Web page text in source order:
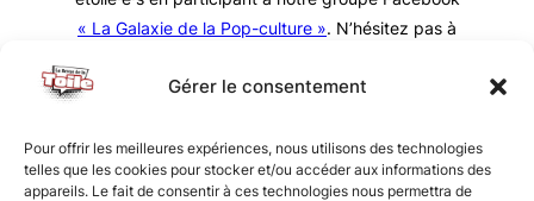
Gérer le consentement
Pour offrir les meilleures expériences, nous utilisons des technologies
telles que les cookies pour stocker et/ou accéder aux informations des
appareils. Le fait de consentir à ces technologies nous permettra de
« La Galaxie de la Pop-culture ». N’hésitez pas à